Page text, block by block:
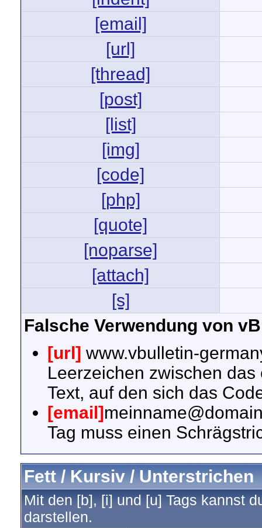
[email]
[url]
[thread]
[post]
[list]
[img]
[code]
[php]
[quote]
[noparse]
[attach]
[s]
Falsche Verwendung von
[url] www.vbulletin-
Leerzeichen zwischen
Text, auf den sich das
[email]
Tag muss einen
Fett / Kursiv / Unterstrichen
Mit den [b], [i] und [u] Tags kannst
darstellen.